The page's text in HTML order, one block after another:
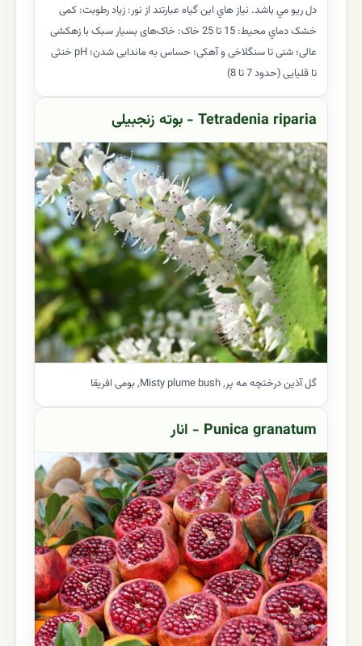
دل ریو مي باشد. نياز هاي اين گياه عبارتند از نور: زیاد رطوبت: کمی
خشک دماي محيط: 15 تا 25 خاک: خاک‌های بسیار سبک با زهکشی
عالی؛ شنی تا سنگلاخی و آهکی؛ حساس به ماندابی شدن؛ pH خنثی
تا قلیایی (حدود 7 تا 8)
Tetradenia riparia - بوته زنجبیلی
گل آذین درختچه مه پر, Misty plume bush, بومی افریقا
Punica granatum - انار